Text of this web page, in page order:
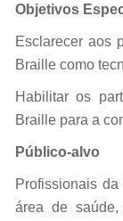
Objetivos
Esclarecer aos
Braille como
Habilitar os
Braille para a
Público-alvo
Profissionais
área de saúde,